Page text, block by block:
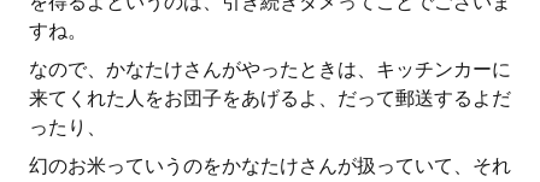
すね。
なので、かなたけさんがやったときは、キッチンカーに
来てくれた人をお団子をあげるよ、だって郵送するよだ
ったり、
幻のお米っていうのをかなたけさんが扱っていて、それ